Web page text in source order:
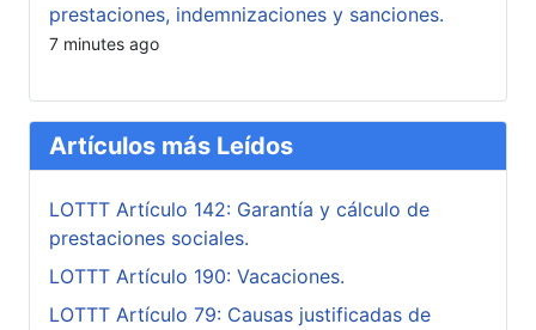
prestaciones, indemnizaciones y sanciones.
7 minutes ago
Artículos más Leídos
LOTTT Artículo 142: Garantía y cálculo de
prestaciones sociales.
LOTTT Artículo 190: Vacaciones.
LOTTT Artículo 79: Causas justificadas de